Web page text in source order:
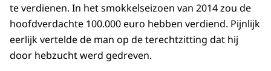
te verdienen. In het smokkelseizoen van 2014 zou de
hoofdverdachte 100.000 euro hebben verdiend. Pijnlijk
eerlijk vertelde de man op de terechtzitting dat hij
door hebzucht werd gedreven.